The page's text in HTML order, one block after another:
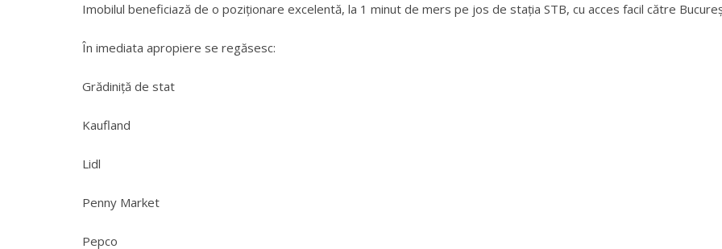
Imobilul beneficiază de o poziționare excelentă, la 1 minut de mers pe jos de stația STB, cu acces facil către
În imediata apropiere se regăsesc:
Grădiniță de stat
Kaufland
Lidl
Penny Market
Pepco